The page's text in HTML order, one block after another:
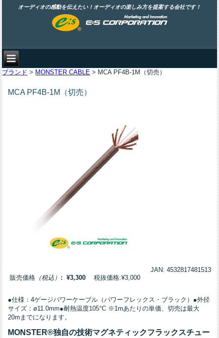
オーディオの感動を伝えたい！オーディオの楽しみ方を提案する会社です！
ブランド > MONSTER CABLE > MCA PF4B-1M（切売）
MCA PF4B-1M（切売）
JAN: 4532817481513
販売価格 （税込） : ¥3,300 税抜価格:¥3,000
●仕様：4ゲージパワーケーブル（パワーフレックス・ブラック）●外径
サイズ：ø11.0mm●耐熱温度105°C ※1mあたりの単価、切売は最大
20mまでになります。
MONSTER®独自の技術マグネティックフラックスチュー